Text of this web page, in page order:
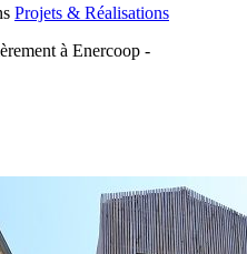
Projets & Réalisations
à Enercoop -